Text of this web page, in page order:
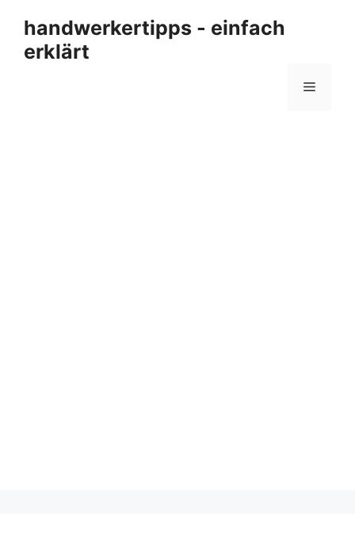
Inhalt
springen
handwerkertipps - einfach
erklärt
Menü